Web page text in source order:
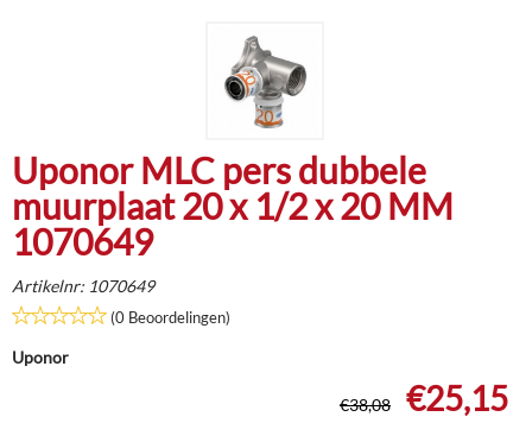
Uponor MLC pers dubbele
muurplaat 20 x 1/2 x 20 MM
1070649
Artikelnr: 1070649
(0 Beoordelingen)
Uponor
€38,08 €25,15